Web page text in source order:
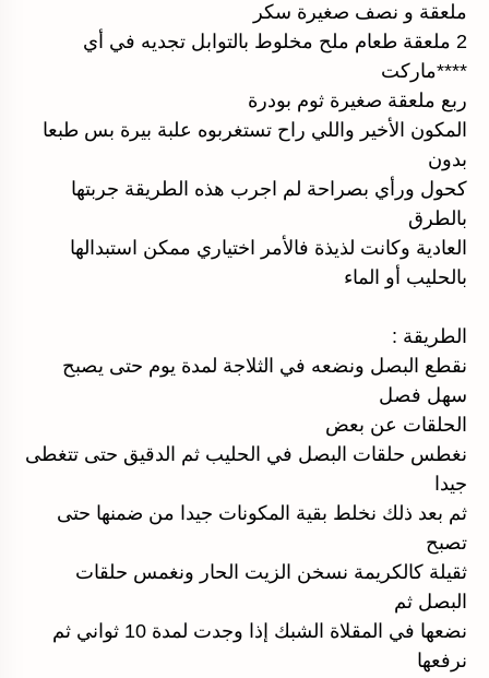
ملعقة و نصف صغيرة سكر
2 ملعقة طعام ملح مخلوط بالتوابل تجديه في أي
****ماركت
ربع ملعقة صغيرة ثوم بودرة
المكون الأخير واللي راح تستغربوه علبة بيرة بس طبعا
بدون
كحول ورأي بصراحة لم اجرب هذه الطريقة جربتها
بالطرق
العادية وكانت لذيذة فالأمر اختياري ممكن استبدالها
بالحليب أو الماء
الطريقة :
نقطع البصل ونضعه في الثلاجة لمدة يوم حتى يصبح
سهل فصل
الحلقات عن بعض
نغطس حلقات البصل في الحليب ثم الدقيق حتى تتغطى
جيدا
ثم بعد ذلك نخلط بقية المكونات جيدا من ضمنها حتى
تصبح
ثقيلة كالكريمة نسخن الزيت الحار ونغمس حلقات
البصل ثم
نضعها في المقلاة الشبك إذا وجدت لمدة 10 ثواني ثم
نرفعها